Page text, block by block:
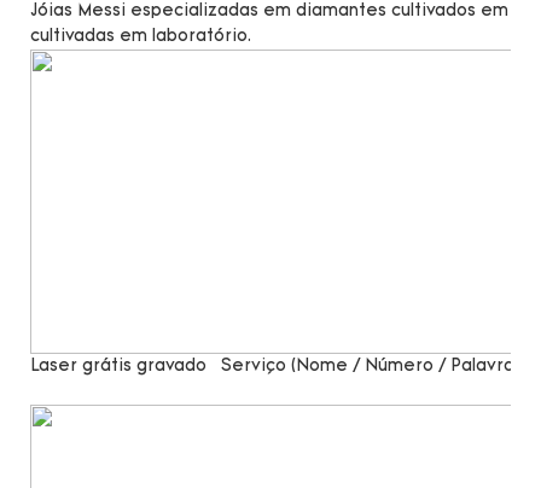
Jóias Messi especializadas em diamantes cultivados em
cultivadas em laboratório.
Laser grátis gravado Serviço (Nome / Número / Palavras)